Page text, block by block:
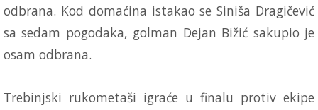
odbrana. Kod domaćina istakao se Siniša Dragičević
sa sedam pogodaka, golman Dejan Bižić sakupio je
osam odbrana.
Trebinjski rukometaši igraće u finalu protiv ekipe